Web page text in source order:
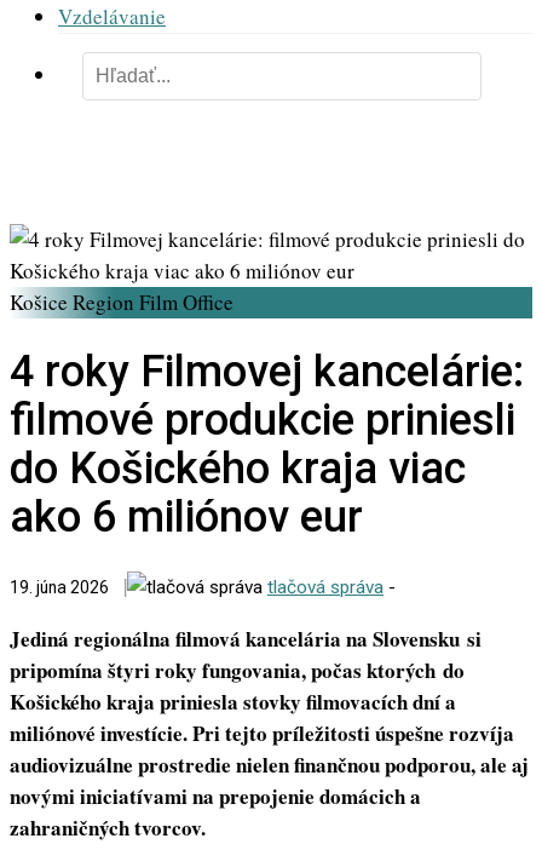
Vzdelávanie
Košice Region Film Office
4 roky Filmovej kancelárie:
filmové produkcie priniesli
do Košického kraja viac
ako 6 miliónov eur
19. júna 2026 tlačová správa -
Jediná regionálna filmová kancelária na Slovensku si
pripomína štyri roky fungovania, počas ktorých do
Košického kraja priniesla stovky filmovacích dní a
miliónové investície. Pri tejto príležitosti úspešne rozvíja
audiovizuálne prostredie nielen finančnou podporou, ale aj
novými iniciatívami na prepojenie domácich a
zahraničných tvorcov.